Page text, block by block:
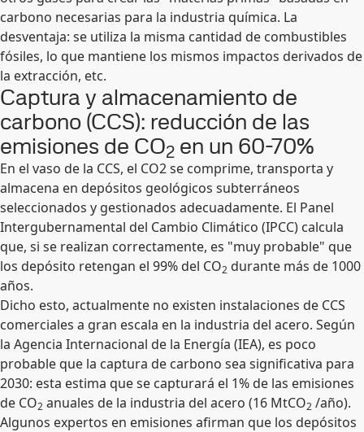
carbono necesarias para la industria química. La
desventaja: se utiliza la misma cantidad de combustibles
fósiles, lo que mantiene los mismos impactos derivados de
la extracción, etc.
Captura y almacenamiento de
carbono (CCS): reducción de las
emisiones de CO2 en un 60-70%
En el vaso de la CCS, el CO2 se comprime, transporta y
almacena en depósitos geológicos subterráneos
seleccionados y gestionados adecuadamente. El Panel
Intergubernamental del Cambio Climático (IPCC) calcula
que, si se realizan correctamente, es "muy probable" que
los depósito retengan el 99% del CO2 durante más de 1000
años.
Dicho esto, actualmente no existen instalaciones de CCS
comerciales a gran escala en la industria del acero. Según
la Agencia Internacional de la Energía (IEA), es poco
probable que la captura de carbono sea significativa para
2030: esta estima que se capturará el 1% de las emisiones
de CO2 anuales de la industria del acero (16 MtCO2 /año).
Algunos expertos en emisiones afirman que los depósitos